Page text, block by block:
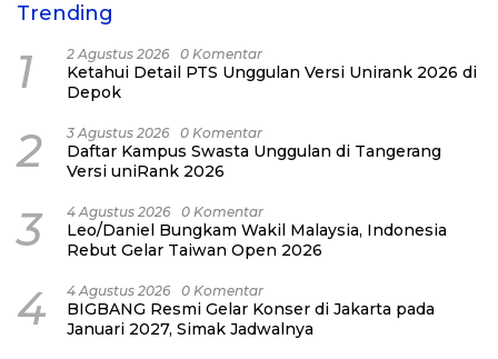
Trending
1 2 Agustus 2026 0 Komentar
Ketahui Detail PTS Unggulan Versi Unirank 2026 di
Depok
2 3 Agustus 2026 0 Komentar
Daftar Kampus Swasta Unggulan di Tangerang
Versi uniRank 2026
3 4 Agustus 2026 0 Komentar
Leo/Daniel Bungkam Wakil Malaysia, Indonesia
Rebut Gelar Taiwan Open 2026
4 4 Agustus 2026 0 Komentar
BIGBANG Resmi Gelar Konser di Jakarta pada
Januari 2027, Simak Jadwalnya